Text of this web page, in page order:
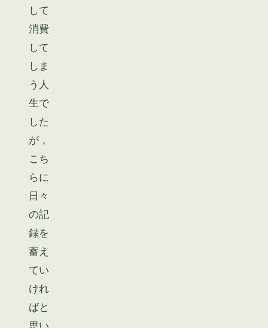
して
消費
して
しま
う人
生で
した
が，
こち
らに
日々
の記
録を
蓄え
てい
けれ
ばと